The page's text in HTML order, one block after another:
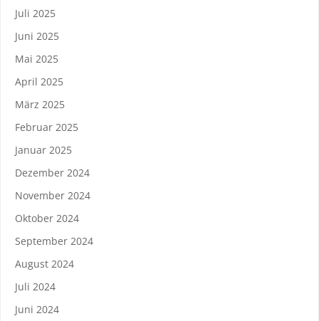
Juli 2025
Juni 2025
Mai 2025
April 2025
März 2025
Februar 2025
Januar 2025
Dezember 2024
November 2024
Oktober 2024
September 2024
August 2024
Juli 2024
Juni 2024